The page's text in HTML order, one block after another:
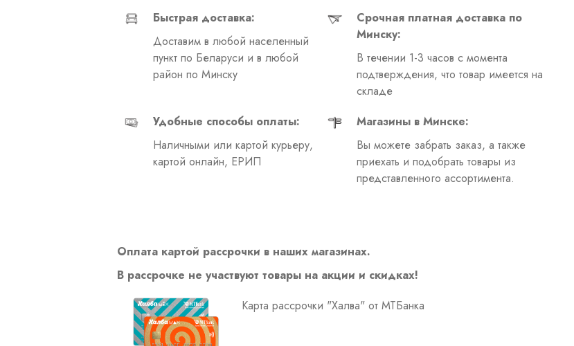
Быстрая доставка:
Доставим в любой населенный
пункт по Беларуси и в любой
район по Минску
Срочная платная доставка по
Минску:
В течении 1-3 часов с момента
подтверждения, что товар имеется на
складе
Удобные способы оплаты:
Наличными или картой курьеру,
картой онлайн, ЕРИП
Магазины в Минске:
Вы можете забрать заказ, а также
приехать и подобрать товары из
представленного ассортимента.
Оплата картой рассрочки в наших магазинах.
В рассрочке не участвуют товары на акции и скидках!
Карта рассрочки "Халва" от МТБанка